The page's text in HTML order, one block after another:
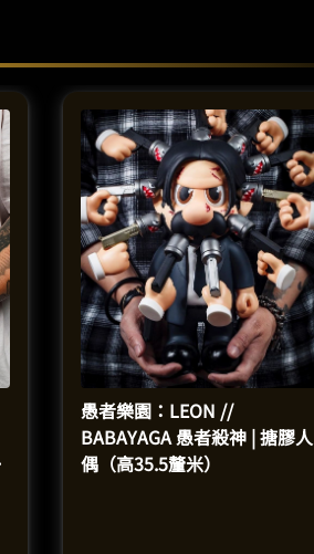
愚者樂園：LEON //
BABAYAGA 愚者殺神 | 搪膠人
偶（高35.5釐米）